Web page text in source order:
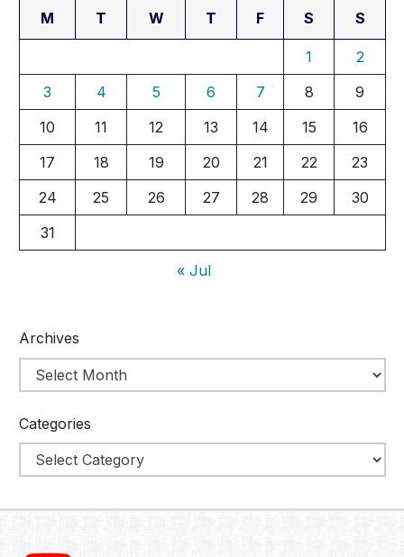
M T W T F S S
1
2
3
4 5 6 7 8
9
10
11 12 13 14 15
16
17
18 19 20 21 22
23
24
25 26 27 28 29
30
31
« Jul
Archives
Categories